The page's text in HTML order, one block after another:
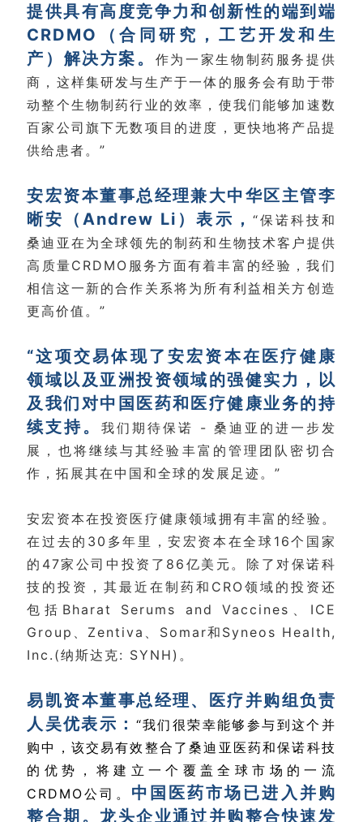
提供具有高度竞争力和创新性的端到端
CRDMO（合同研究，工艺开发和生
产）解决方案。
作为一家生物制药服务提供
商，这样集研发与生产于一体的服务会有助于带
动整个生物制药行业的效率，使我们能够加速数
百家公司旗下无数项目的进度，更快地将产品提
供给患者。”
安宏资本董事总经理兼大中华区主管李
晰安（Andrew Li）表示， “保诺科技和
桑迪亚在为全球领先的制药和生物技术客户提供
高质量CRDMO服务方面有着丰富的经验，我们
相信这一新的合作关系将为所有利益相关方创造
更高价值。”
“这项交易体现了安宏资本在医疗健康
领域以及亚洲投资领域的强健实力，以
及我们对中国医药和医疗健康业务的持
续支持。我们期待保诺 - 桑迪亚的进一步发
展，也将继续与其经验丰富的管理团队密切合
作，拓展其在中国和全球的发展足迹。”
安宏资本在投资医疗健康领域拥有丰富的经验。
在过去的30多年里，安宏资本在全球16个国家
的47家公司中投资了86亿美元。除了对保诺科
技的投资，其最近在制药和CRO领域的投资还
包括Bharat Serums and Vaccines、ICE
Group、Zentiva、Somar和Syneos Health,
Inc.(纳斯达克: SYNH)。
易凯资本董事总经理、医疗并购组负责
人吴优表示： “我们很荣幸能够参与到这个并
购中，该交易有效整合了桑迪亚医药和保诺科技
的优势，将建立一个覆盖全球市场的一流
CRDMO公司。 中国医药市场已进入并购
整合期。龙头企业通过并购整合快速发